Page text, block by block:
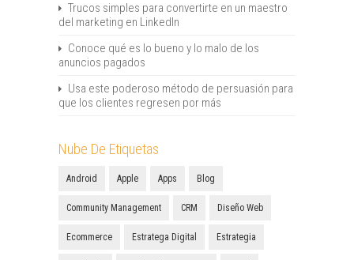
Trucos simples para convertirte en un maestro
del marketing en LinkedIn
Conoce qué es lo bueno y lo malo de los
anuncios pagados
Usa este poderoso método de persuasión para
que los clientes regresen por más
Nube De Etiquetas
Android Apple Apps Blog
Community Management CRM Diseño Web
Ecommerce Estratega Digital Estrategia